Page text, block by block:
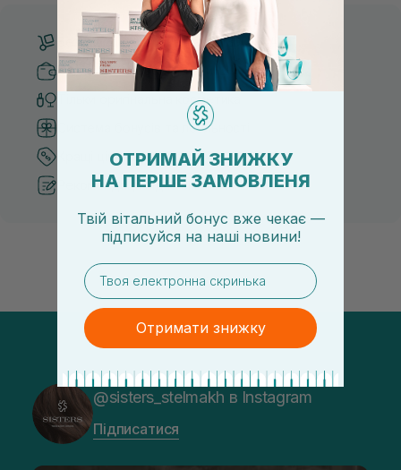
Безкоштовна доставка від 3000 UAH
Безпечні способи оплати
Тільки оригінальна косметика
Система бонусів та лояльності
Кращі ціни та топ товари
Рекомендації від косметологів
@sisters_stelmakh в Instagram
Підписатися
ОТРИМАЙ ЗНИЖКУ
НА ПЕРШЕ ЗАМОВЛЕНЯ
Твій вітальний бонус вже чекає —
підписуйся на наші новини!
email
Отримати знижку